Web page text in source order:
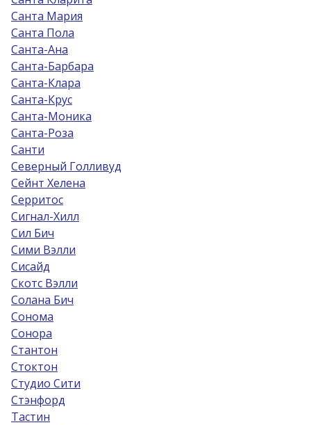
Санта Мария
Санта Пола
Санта-Ана
Санта-Барбара
Санта-Клара
Санта-Крус
Санта-Моника
Санта-Роза
Санти
Северный Голливуд
Сейнт Хелена
Серритос
Сигнал-Хилл
Сил Бич
Сими Вэлли
Сисайд
Скотс Вэлли
Солана Бич
Сонома
Сонора
Стантон
Стоктон
Студио Сити
Стэнфорд
Тастин